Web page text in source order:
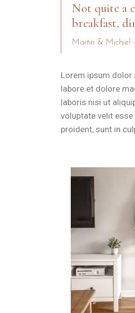
Not quite a
breakfast,
Martin & Michiel
Lorem ipsum
labore et dolore
laboris nisi ut
voluptate velit
proident, sunt in